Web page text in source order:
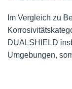
Im Vergleich zu
DUALSHIELD
Umgebungen,